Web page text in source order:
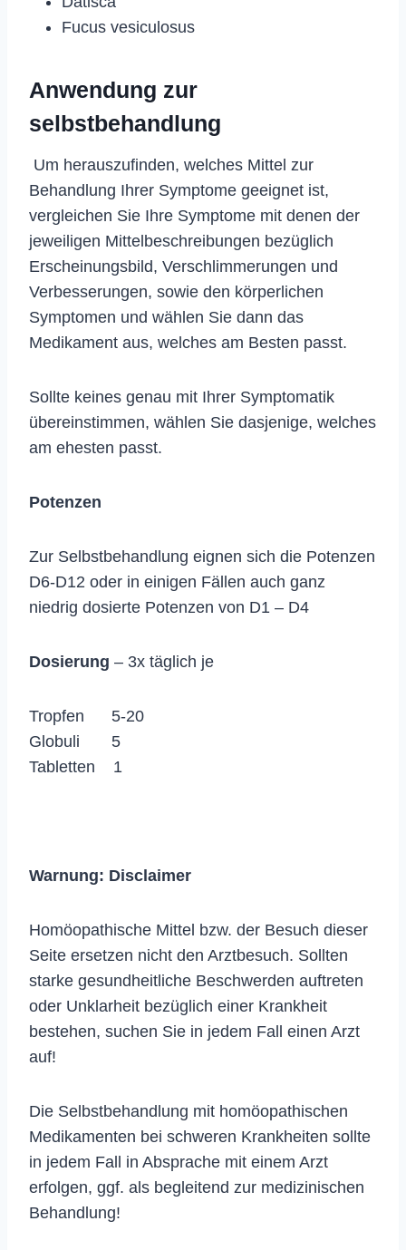
Fucus vesiculosus
Anwendung zur
selbstbehandlung
Um herauszufinden, welches Mittel zur
Behandlung Ihrer Symptome geeignet ist,
vergleichen Sie Ihre Symptome mit denen der
jeweiligen Mittelbeschreibungen bezüglich
Erscheinungsbild, Verschlimmerungen und
Verbesserungen, sowie den körperlichen
Symptomen und wählen Sie dann das
Medikament aus, welches am Besten passt.
Sollte keines genau mit Ihrer Symptomatik
übereinstimmen, wählen Sie dasjenige, welches
am ehesten passt.
Potenzen
Zur Selbstbehandlung eignen sich die Potenzen
D6-D12 oder in einigen Fällen auch ganz
niedrig dosierte Potenzen von D1 – D4
Dosierung – 3x täglich je
Tropfen 5-20
Globuli 5
Tabletten 1
Warnung: Disclaimer
Homöopathische Mittel bzw. der Besuch dieser
Seite ersetzen nicht den Arztbesuch. Sollten
starke gesundheitliche Beschwerden auftreten
oder Unklarheit bezüglich einer Krankheit
bestehen, suchen Sie in jedem Fall einen Arzt
auf!
Die Selbstbehandlung mit homöopathischen
Medikamenten bei schweren Krankheiten sollte
in jedem Fall in Absprache mit einem Arzt
erfolgen, ggf. als begleitend zur medizinischen
Behandlung!